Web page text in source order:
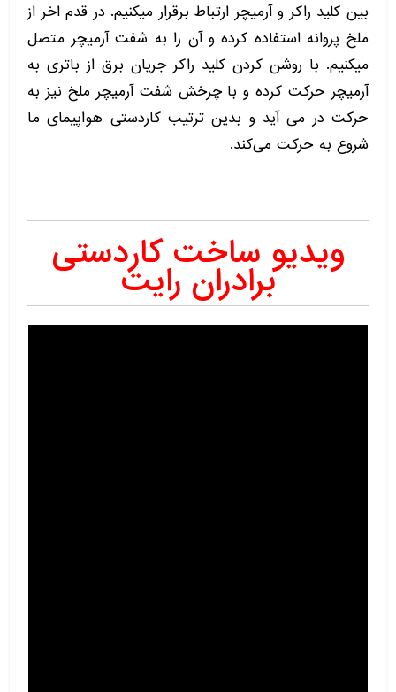
بین کلید راکر و آرمیچر ارتباط برقرار میکنیم. در قدم اخر از
ملخ پروانه استفاده کرده و آن را به شفت آرمیچر متصل
میکنیم. با روشن کردن کلید راکر جریان برق از باتری به
آرمیچر حرکت کرده و با چرخش شفت آرمیچر ملخ نیز به
حرکت در می آید و بدین ترتیب کاردستی هواپیمای ما
شروع به حرکت می‌کند.
ویدیو ساخت کاردستی
برادران رایت